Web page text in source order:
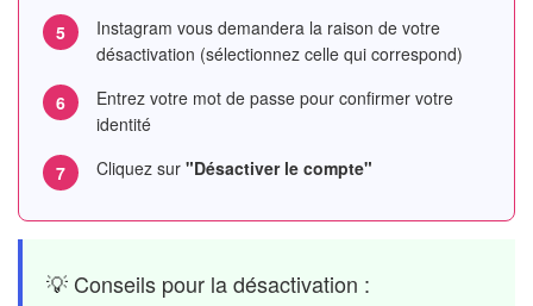
Instagram vous demandera la raison de votre
désactivation (sélectionnez celle qui correspond)
Entrez votre mot de passe pour confirmer votre
identité
Cliquez sur "Désactiver le compte"
💡 Conseils pour la désactivation :